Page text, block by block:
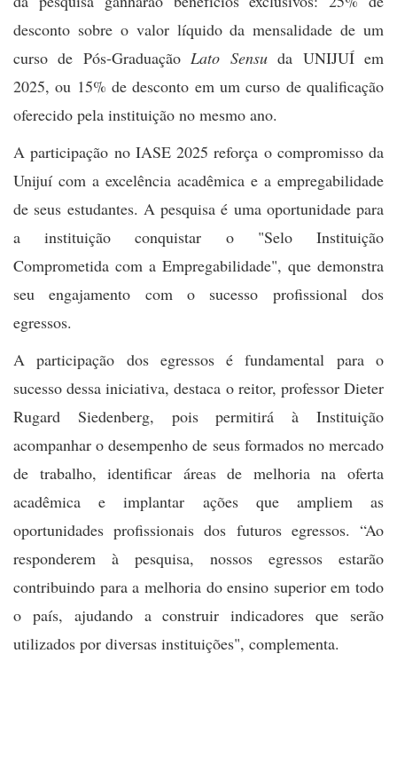
desconto sobre o valor líquido da mensalidade de um
curso de Pós-Graduação Lato Sensuda UNIJUÍ em
2025, ou 15% de desconto em um curso de qualificação
oferecido pela instituição no mesmo ano.
A participação no IASE 2025 reforça o compromisso da
Unijuí com a excelência acadêmica e a empregabilidade
de seus estudantes. A pesquisa é uma oportunidade para
a instituição conquistar o "Selo Instituição
Comprometida com a Empregabilidade", que demonstra
seu engajamento com o sucesso profissional dos
egressos.
A participação dos egressos é fundamental para o
sucesso dessa iniciativa, destaca o reitor, professor Dieter
Rugard Siedenberg, pois permitirá à Instituição
acompanhar o desempenho de seus formados no mercado
de trabalho, identificar áreas de melhoria na oferta
acadêmica e implantar ações que ampliem as
oportunidades profissionais dos futuros egressos. “Ao
responderem à pesquisa, nossos egressos estarão
contribuindo para a melhoria do ensino superior em todo
o país, ajudando a construir indicadores que serão
utilizados por diversas instituições", complementa.